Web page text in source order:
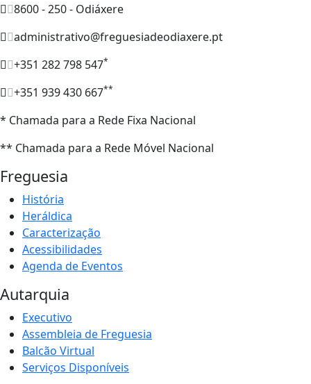
8600 - 250 - Odiáxere
administrativo@freguesiadeodiaxere.pt
+351 282 798 547*
+351 939 430 667**
* Chamada para a Rede Fixa Nacional
** Chamada para a Rede Móvel Nacional
Freguesia
História
Heráldica
Caracterização
Acessibilidades
Agenda de Eventos
Autarquia
Executivo
Assembleia de Freguesia
Balcão Virtual
Serviços Disponíveis